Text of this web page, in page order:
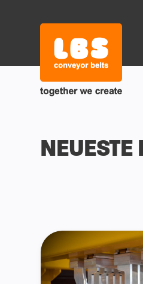
NEUESTE